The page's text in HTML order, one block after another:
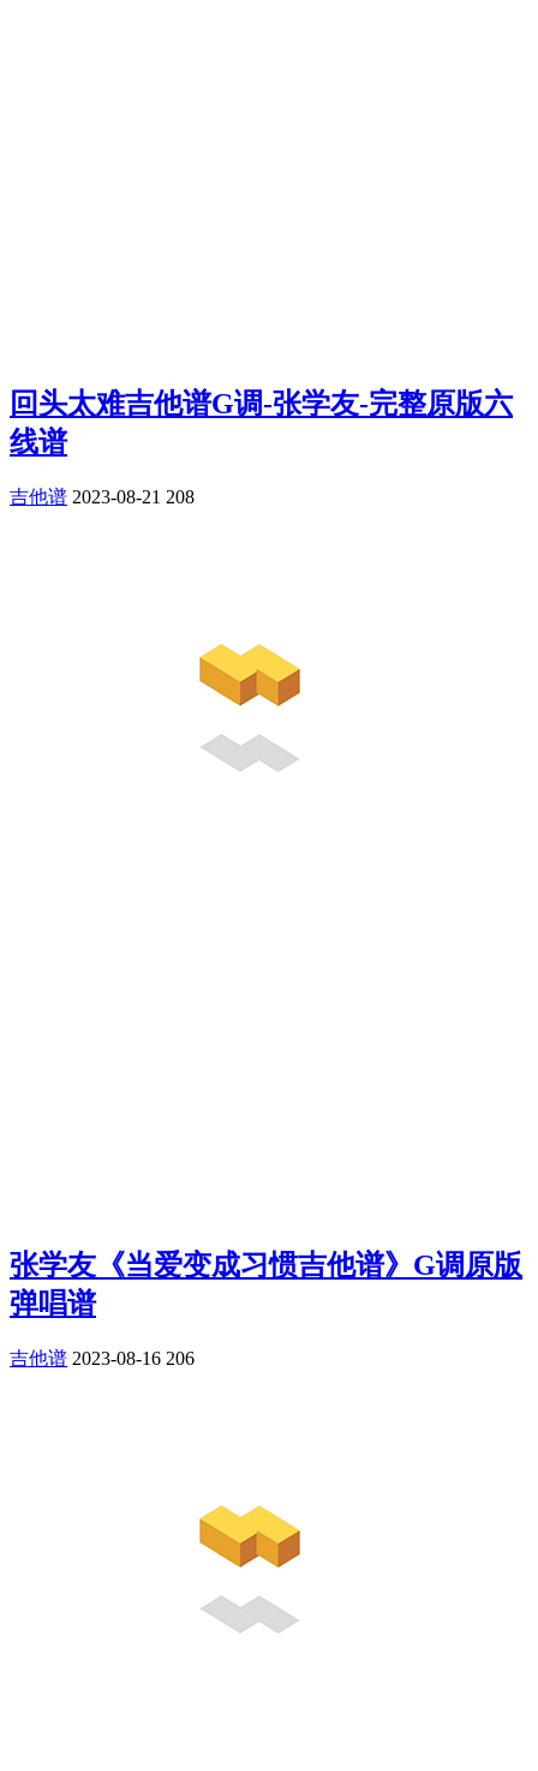
回头太难吉他谱G调-张学友-完整原版六
线谱
吉他谱 2023-08-21 208
张学友《当爱变成习惯吉他谱》G调原版
弹唱谱
吉他谱 2023-08-16 206